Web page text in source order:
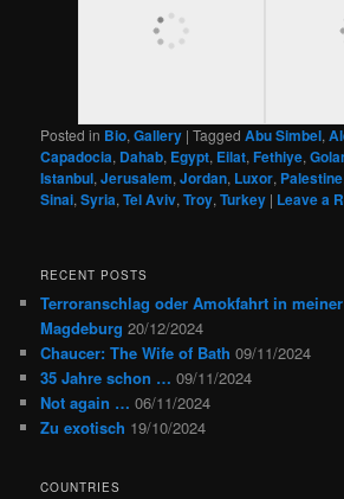
Posted in Bio,Gallery |Tagged Abu Simbel,
Capadocia, Dahab, Egypt, Eilat,Fethiye,
Istanbul,Jerusalem,Jordan, Luxor, Palestine
Sinai,Syria,Tel Aviv,Troy,Turkey | Leave a
RECENT POSTS
Terroranschlag oder Amokfahrt in
Magdeburg 20/12/2024
Chaucer: The Wife of Bath 09/11/2024
35 Jahre schon … 09/11/2024
Not again … 06/11/2024
Zu exotisch 19/10/2024
COUNTRIES